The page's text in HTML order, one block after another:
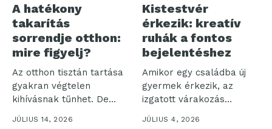
A hatékony
takarítás
sorrendje otthon:
mire figyelj?
Az otthon tisztán tartása
gyakran végtelen
kihívásnak tűnhet. De
vajon miért olyan...
JÚLIUS 14, 2026
Kistestvér
érkezik: kreatív
ruhák a fontos
bejelentéshez
Amikor egy családba új
gyermek érkezik, az
izgatott várakozás
időszaka veszi kezdetét....
JÚLIUS 4, 2026